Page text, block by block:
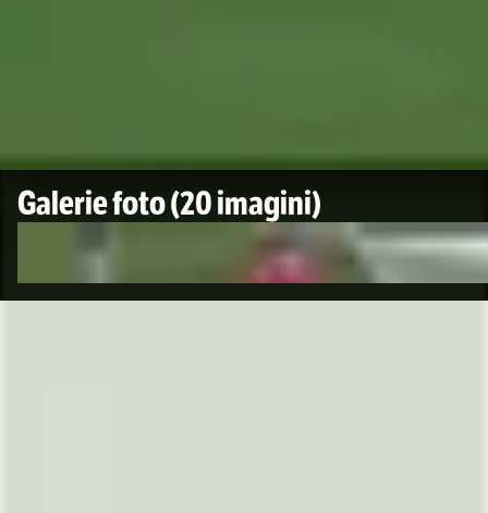
Galerie foto(20 imagini)